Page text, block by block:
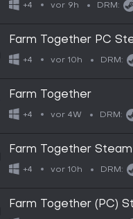
+4 vor 9h DRM:
Farm Together PC
+4 vor 10h DRM:
Farm Together
+4 vor 4W DRM:
Farm Together
+4 vor 10h DRM:
Farm Together (PC)